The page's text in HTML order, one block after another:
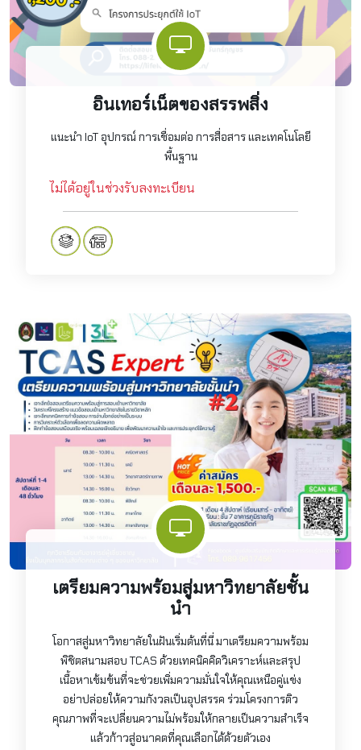
อินเทอร์เน็ตของสรรพสิ่ง
แนะนำ IoT อุปกรณ์ การเชื่อมต่อ การสื่อสาร และเทคโนโลยี
พื้นฐาน
ไม่ได้อยู่ในช่วงรับลงทะเบียน
เตรียมความพร้อมสู่มหาวิทยาลัยชั้น
นำ
โอกาสสู่มหาวิทยาลัยในฝันเริ่มต้นที่นี่ มาเตรียมความพร้อม
พิชิตสนามสอบ TCAS ด้วยเทคนิคคิดวิเคราะห์และสรุป
เนื้อหาเข้มข้นที่จะช่วยเพิ่มความมั่นใจให้คุณเหนือคู่แข่ง
อย่าปล่อยให้ความกังวลเป็นอุปสรรค ร่วมโครงการติว
คุณภาพที่จะเปลี่ยนความไม่พร้อมให้กลายเป็นความสำเร็จ
แล้วก้าวสู่อนาคตที่คุณเลือกได้ด้วยตัวเอง